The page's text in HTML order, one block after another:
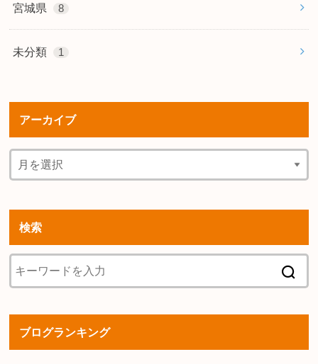
宮城県 8
未分類 1
アーカイブ
検索
ブログランキング